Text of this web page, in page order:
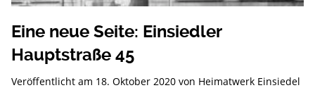
Eine neue Seite: Einsiedler
Hauptstraße 45
Veröffentlicht am 18. Oktober 2020von Heimatwerk Einsiedel